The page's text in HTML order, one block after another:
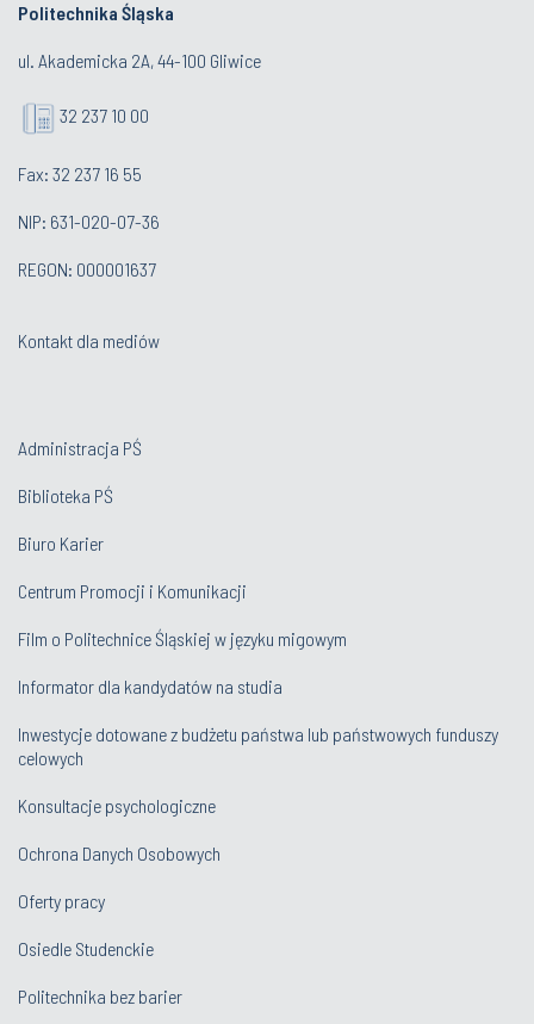
Politechnika Śląska
ul. Akademicka 2A, 44-100 Gliwice
32 237 10 00
Fax: 32 237 16 55
NIP: 631-020-07-36
REGON: 000001637
Kontakt dla mediów
Administracja PŚ
Biblioteka PŚ
Biuro Karier
Centrum Promocji i Komunikacji
Film o Politechnice Śląskiej w języku migowym
Informator dla kandydatów na studia
Inwestycje dotowane z budżetu państwa lub państwowych funduszy
celowych
Konsultacje psychologiczne
Ochrona Danych Osobowych
Oferty pracy
Osiedle Studenckie
Politechnika bez barier